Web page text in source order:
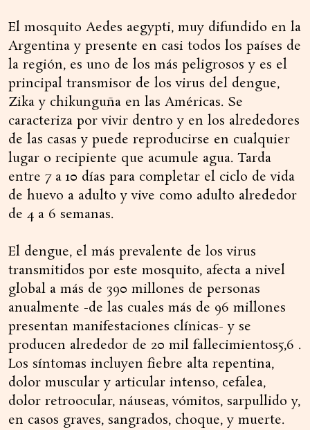
El mosquito Aedes aegypti, muy difundido en la
Argentina y presente en casi todos los países de
la región, es uno de los más peligrosos y es el
principal transmisor de los virus del dengue,
Zika y chikunguña en las Américas. Se
caracteriza por vivir dentro y en los alrededores
de las casas y puede reproducirse en cualquier
lugar o recipiente que acumule agua. Tarda
entre 7 a 10 días para completar el ciclo de vida
de huevo a adulto y vive como adulto alrededor
de 4 a 6 semanas.
El dengue, el más prevalente de los virus
transmitidos por este mosquito, afecta a nivel
global a más de 390 millones de personas
anualmente -de las cuales más de 96 millones
presentan manifestaciones clínicas- y se
producen alrededor de 20 mil fallecimientos5,6 .
Los síntomas incluyen fiebre alta repentina,
dolor muscular y articular intenso, cefalea,
dolor retroocular, náuseas, vómitos, sarpullido y,
en casos graves, sangrados, choque, y muerte.